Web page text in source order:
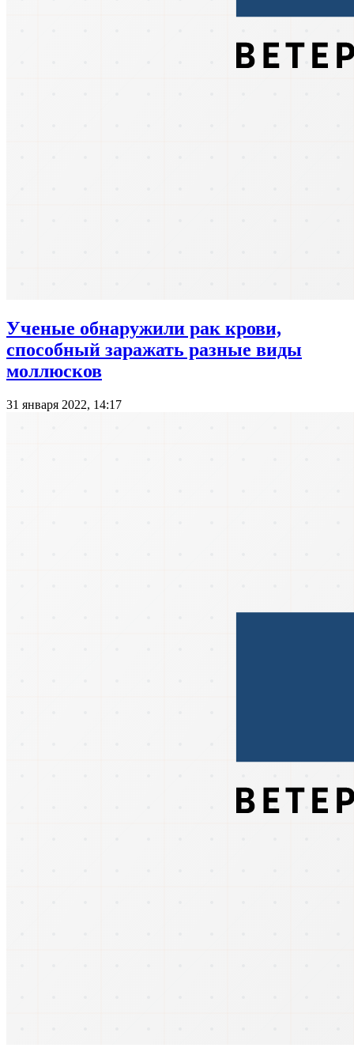
Ученые обнаружили рак крови,
способный заражать разные виды
моллюсков
31 января 2022, 14:17